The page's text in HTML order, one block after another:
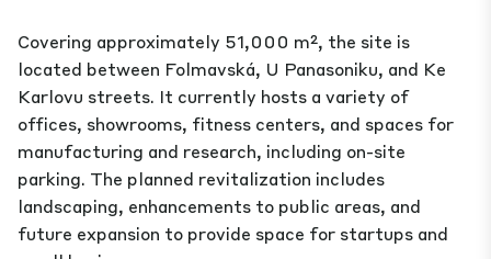
Covering approximately 51,000 m², the site is
located between Folmavská, U Panasoniku, and Ke
Karlovu streets. It currently hosts a variety of
offices, showrooms, fitness centers, and spaces for
manufacturing and research, including on-site
parking. The planned revitalization includes
landscaping, enhancements to public areas, and
future expansion to provide space for startups and